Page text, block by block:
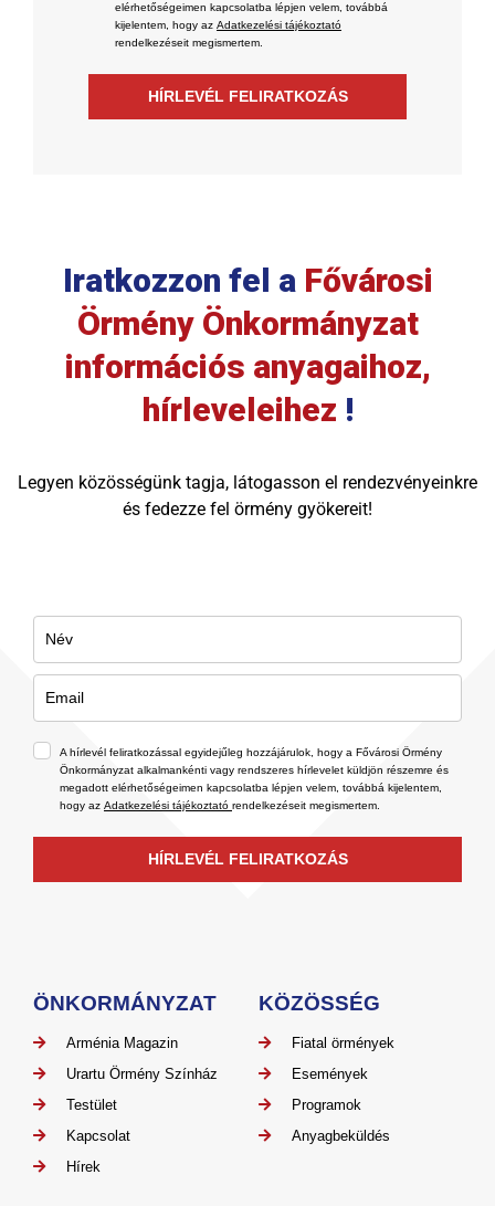
elérhetőségeimen kapcsolatba lépjen velem, továbbá
kijelentem, hogy az Adatkezelési tájékoztató
rendelkezéseit megismertem.
HÍRLEVÉL FELIRATKOZÁS
Iratkozzon fel a Fővárosi
Örmény Önkormányzat
információs anyagaihoz,
hírleveleihez !
Legyen közösségünk tagja, látogasson el rendezvényeinkre
és fedezze fel örmény gyökereit!
A hírlevél feliratkozással egyidejűleg hozzájárulok, hogy a Fővárosi Örmény
Önkormányzat alkalmankénti vagy rendszeres hírlevelet küldjön részemre és
megadott elérhetőségeimen kapcsolatba lépjen velem, továbbá kijelentem,
hogy az Adatkezelési tájékoztató rendelkezéseit megismertem.
HÍRLEVÉL FELIRATKOZÁS
ÖNKORMÁNYZAT
Arménia Magazin
Urartu Örmény Színház
Testület
Kapcsolat
Hírek
KÖZÖSSÉG
Fiatal örmények
Események
Programok
Anyagbeküldés